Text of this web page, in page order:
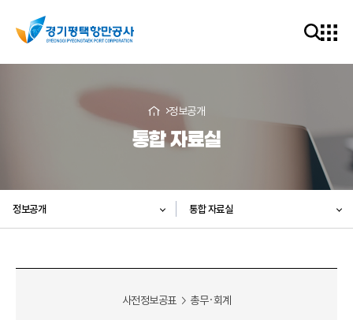
정보공개
통합 자료실
정보공개 통합 자료실
사전정보공표 총무·회계